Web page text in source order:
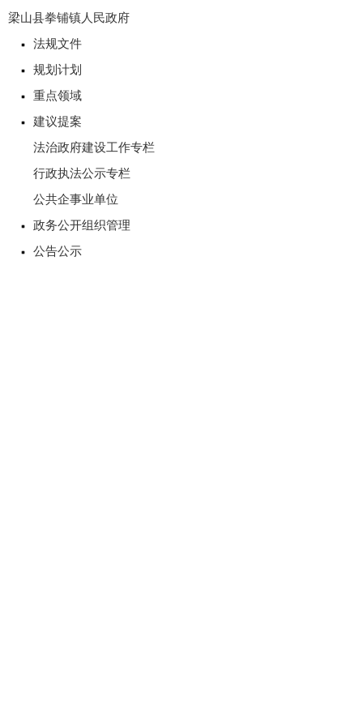
梁山县拳铺镇人民政府
法规文件
规划计划
重点领域
建议提案
法治政府建设工作专栏
行政执法公示专栏
公共企事业单位
政务公开组织管理
公告公示